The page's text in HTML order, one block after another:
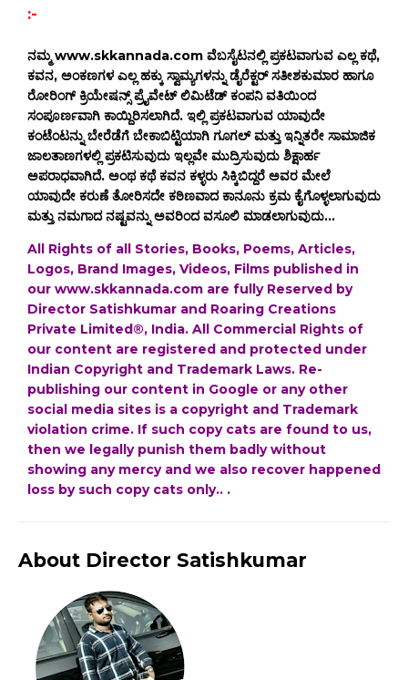
:-
ನಮ್ಮ www.skkannada.com ವೆಬಸೈಟನಲ್ಲಿ ಪ್ರಕಟವಾಗುವ ಎಲ್ಲ ಕಥೆ,
ಕವನ, ಅಂಕಣಗಳ ಎಲ್ಲ ಹಕ್ಕು ಸ್ವಾಮ್ಯಗಳನ್ನು ಡೈರೆಕ್ಟರ್ ಸತೀಶಕುಮಾರ ಹಾಗೂ
ರೋರಿಂಗ್ ಕ್ರಿಯೇಷನ್ಸ್ ಪ್ರೈವೇಟ್ ಲಿಮಿಟೆಡ್ ಕಂಪನಿ ವತಿಯಿಂದ
ಸಂಪೂರ್ಣವಾಗಿ ಕಾಯ್ದಿರಿಸಲಾಗಿದೆ. ಇಲ್ಲಿ ಪ್ರಕಟವಾಗುವ ಯಾವುದೇ
ಕಂಟೆಂಟನ್ನು ಬೇರೆಡೆಗೆ ಬೇಕಾಬಿಟ್ಟಿಯಾಗಿ ಗೂಗಲ್ ಮತ್ತು ಇನ್ನಿತರೇ ಸಾಮಾಜಿಕ
ಜಾಲತಾಣಗಳಲ್ಲಿ ಪ್ರಕಟಿಸುವುದು ಇಲ್ಲವೇ ಮುದ್ರಿಸುವುದು ಶಿಕ್ಷಾರ್ಹ
ಅಪರಾಧವಾಗಿದೆ. ಅಂಥ ಕಥೆ ಕವನ ಕಳ್ಳರು ಸಿಕ್ಕಿಬಿದ್ದರೆ ಅವರ ಮೇಲೆ
ಯಾವುದೇ ಕರುಣೆ ತೋರಿಸದೇ ಕಠಿಣವಾದ ಕಾನೂನು ಕ್ರಮ ಕೈಗೊಳ್ಳಲಾಗುವುದು
ಮತ್ತು ನಮಗಾದ ನಷ್ಟವನ್ನು ಅವರಿಂದ ವಸೂಲಿ ಮಾಡಲಾಗುವುದು...
All Rights of all Stories, Books, Poems, Articles,
Logos, Brand Images, Videos, Films published in
our www.skkannada.com are fully Reserved by
Director Satishkumar and Roaring Creations
Private Limited®, India. All Commercial Rights of
our content are registered and protected under
Indian Copyright and Trademark Laws. Re-
publishing our content in Google or any other
social media sites is a copyright and Trademark
violation crime. If such copy cats are found to us,
then we legally punish them badly without
showing any mercy and we also recover happened
loss by such copy cats only.. .
About Director Satishkumar